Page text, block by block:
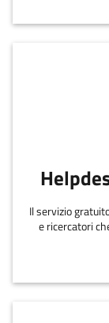
Il servizio
e ricercatori